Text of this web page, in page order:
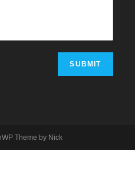
SUBMIT
Theme by Nick